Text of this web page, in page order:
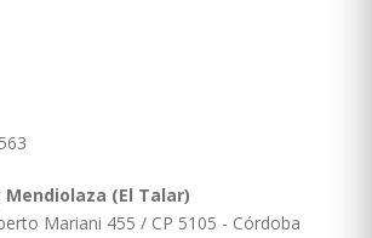
(El Talar)
Mariani 455 / CP 5105 - Córdoba